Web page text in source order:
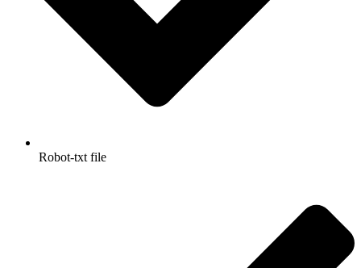
Robot-txt file